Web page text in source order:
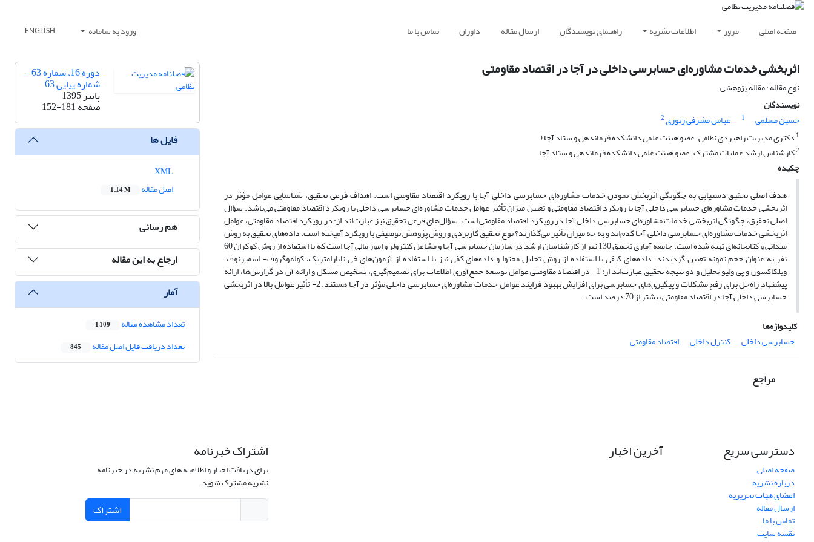
صفحه اصلی مرور اطلاعات نشریه راهنمای نویسندگان ارسال مقاله داوران تماس با ما ورود به سامانه ENGLISH
اثربخشی خدمات مشاوره‌ای حسابرسی داخلی در آجا در اقتصاد مقاومتی
نوع مقاله : مقاله پژوهشی
نویسندگان
حسین مسلمی
1 عباس مشرفی زنوزی2
1 دکتری مدیریت راهبردی نظامی، عضو هیئت علمی دانشکده فرماندهی و ستاد آجا (
2کارشناس ارشد عملیات مشترک، عضو هیئت علمی دانشکده فرماندهی و ستاد آجا
چکیده
هدف اصلی تحقیق دستیابی به چگونگی اثربخش نمودن خدمات مشاوره‌ای حسابرسی داخلی آجا با رویکرد اقتصاد مقاومتی است. اهداف فرعی تحقیق، شناسایی عوامل مؤثر در
اثربخشی خدمات مشاوره‌ای حسابرسی داخلی آجا با رویکرد اقتصاد مقاومتی و تعیین میزان تأثیر عوامل خدمات مشاوره‌ای حسابرسی داخلی با رویکرد اقتصاد مقاومتی می‌باشد. سؤال
اصلی تحقیق، چگونگی اثربخشی خدمات مشاوره‌ای حسابرسی داخلی آجا در رویکرد اقتصاد مقاومتی است. سؤال‌های فرعی تحقیق نیز عبارت‌اند از: در رویکرد اقتصاد مقاومتی، عوامل
اثربخشی خدمات مشاوره‌ای حسابرسی داخلی آجا کدم‌اند و به چه میزان تأثیر می‌گذارند؟ نوع تحقیق کاربردی و روش پژوهش توصیفی با رویکرد آمیخته است. داده‌های تحقیق به روش
میدانی و کتابخانه‌ای تهیه ‌شده است. جامعه آماری تحقیق 130 نفر از کارشناسان ارشد در سازمان حسابرسی آجا و مشاغل کنترولر و امور مالی آجا است که با استفاده از روش کوکران 60
نفر به ‌عنوان حجم نمونه تعیین گردیدند. داده‌های کیفی با استفاده از روش تحلیل محتوا و داده‌های کمّی نیز با استفاده از آزمون‌های خی ناپارامتریک، کولموگروف- اسمیرنوف،
ویلکاکسون و پی ولیو تحلیل و دو نتیجه تحقیق عبارت‌اند از: 1- در اقتصاد مقاومتی عوامل توسعه جمع‌آوری اطلاعات برای تصمیم‌گیری، تشخیص مشکل و ارائه آن در گزارش‌ها، ارائه
پیشنهاد راه‌حل برای رفع مشکلات و پیگیری‌های حسابرسی برای افزایش بهبود فرایند عوامل خدمات مشاوره‌ای حسابرسی داخلی مؤثر در آجا هستند. 2- تأثیر عوامل بالا در اثربخشی
حسابرسی داخلی آجا در اقتصاد مقاومتی بیشتر از 70 درصد است.
کلیدواژه‌ها
حسابرسی داخلی
کنترل داخلی اقتصاد مقاومتی
مراجع
دوره 16، شماره 63 -
شماره پیاپی 63
پاییز 1395
صفحه152-181
فایل ها
اصل مقاله
1.14 M
هم رسانی
ارجاع به این مقاله
آمار
تعداد مشاهده مقاله 1,109
تعداد دریافت فایل اصل مقاله 845
دسترسی سریع
صفحه اصلی
درباره نشریه
اعضای هیات تحریریه
ارسال مقاله
تماس با ما
نقشه سایت
آخرین اخبار اشتراک خبرنامه
برای دریافت اخبار و اطلاعیه های مهم نشریه در خبرنامه
نشریه مشترک شوید.
اشتراک